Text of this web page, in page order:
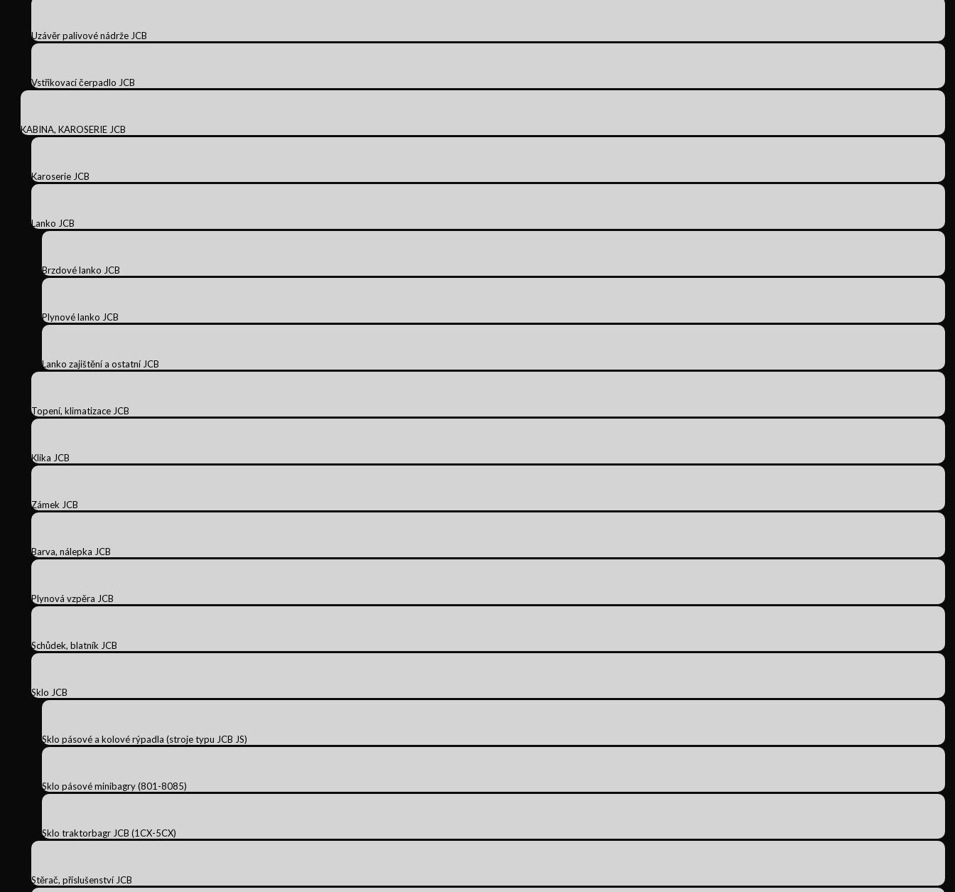
Uzávěr palivové nádrže JCB
Vstřikovací čerpadlo JCB
KABINA, KAROSERIE JCB
Karoserie JCB
Lanko JCB
Brzdové lanko JCB
Plynové lanko JCB
Lanko zajištění a ostatní JCB
Topení, klimatizace JCB
Klika JCB
Zámek JCB
Barva, nálepka JCB
Plynová vzpěra JCB
Schůdek, blatník JCB
Sklo JCB
Sklo pásové a kolové rýpadla (stroje typu JCB JS)
Sklo pásové minibagry (801-8085)
Sklo traktorbagr JCB (1CX-5CX)
Stěrač, příslušenství JCB